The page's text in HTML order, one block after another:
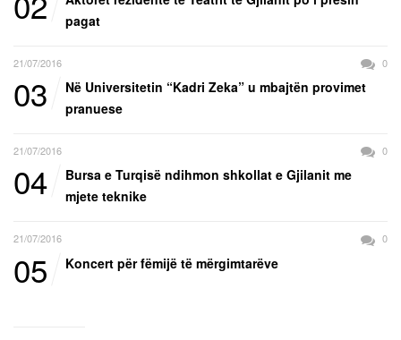
pagat
21/07/2016 0
03
Në Universitetin “Kadri Zeka” u mbajtën provimet
pranuese
21/07/2016 0
04
Bursa e Turqisë ndihmon shkollat e Gjilanit me
mjete teknike
21/07/2016 0
05 Koncert për fëmijë të mërgimtarëve